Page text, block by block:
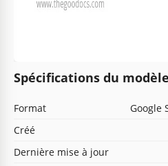
Spécifications du modèle
Format
Google
Créé
Dernière mise à jour